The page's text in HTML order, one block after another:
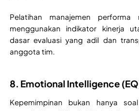
Pelatihan manajemen performa
menggunakan indikator kinerja
dasar evaluasi yang adil dan
anggota tim.
8. Emotional Intelligence
Kepemimpinan bukan hanya